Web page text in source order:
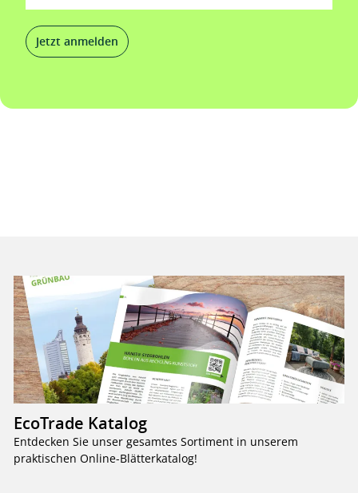
Jetzt anmelden
EcoTrade Katalog
Entdecken Sie unser gesamtes Sortiment in unserem
praktischen Online-Blätterkatalog!